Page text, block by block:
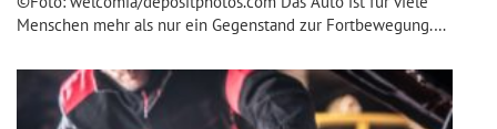
Menschen mehr als nur ein Gegenstand zur Fortbewegung.…